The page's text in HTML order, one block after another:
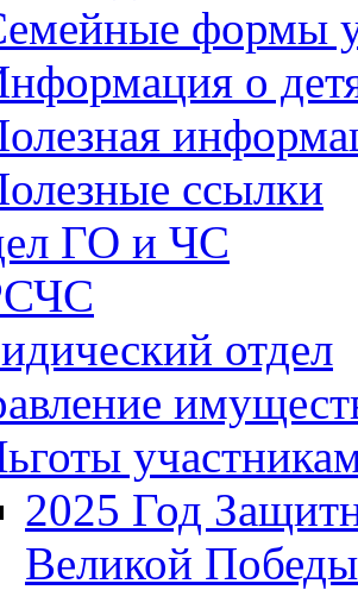
формы
о
ссылки
ГО и ЧС
отдел
2025 Год
Великой Победы